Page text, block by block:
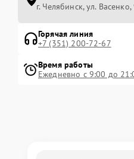
г. Челябинск, ул. Васенко,
Горячая линия
+7 (351) 200-72-67
Время работы
Ежедневно с 9:00 до